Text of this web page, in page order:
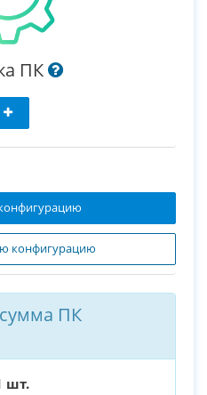
ПК
конфигурацию
ПК
шт.